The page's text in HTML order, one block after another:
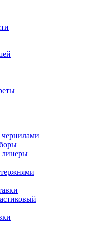
линеры